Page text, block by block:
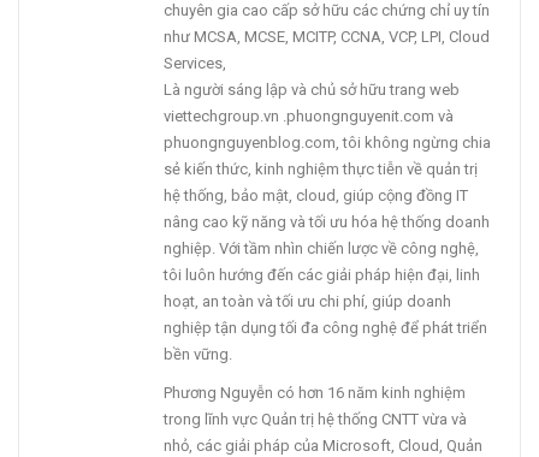
chuyên gia cao cấp sở hữu các chứng chỉ uy tín
như MCSA, MCSE, MCITP, CCNA, VCP, LPI, Cloud
Services,
Là người sáng lập và chủ sở hữu trang web
viettechgroup.vn .phuongnguyenit.com và
phuongnguyenblog.com, tôi không ngừng chia
sẻ kiến thức, kinh nghiệm thực tiễn về quản trị
hệ thống, bảo mật, cloud, giúp cộng đồng IT
nâng cao kỹ năng và tối ưu hóa hệ thống doanh
nghiệp. Với tầm nhìn chiến lược về công nghệ,
tôi luôn hướng đến các giải pháp hiện đại, linh
hoạt, an toàn và tối ưu chi phí, giúp doanh
nghiệp tận dụng tối đa công nghệ để phát triển
bền vững.
Phương Nguyễn có hơn 16 năm kinh nghiệm
trong lĩnh vực Quản trị hệ thống CNTT vừa và
nhỏ, các giải pháp của Microsoft, Cloud, Quản